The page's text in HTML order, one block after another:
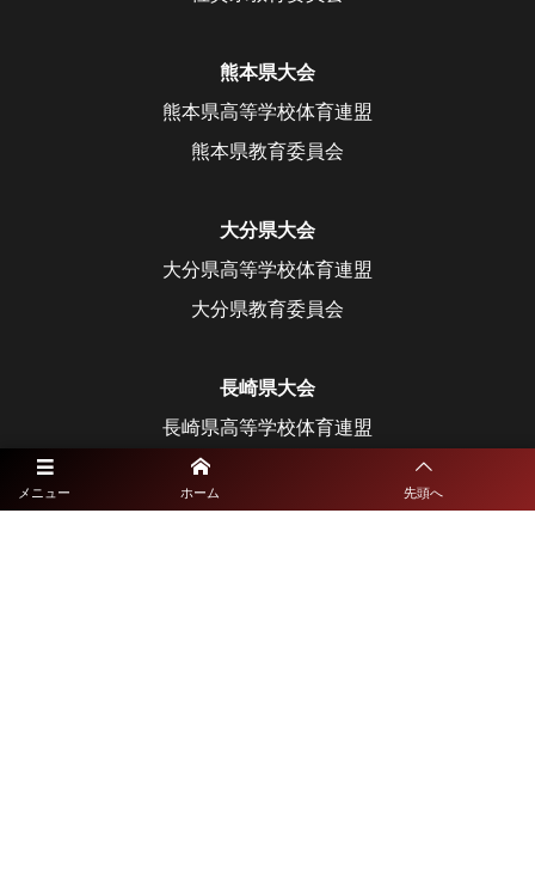
メニュー ホーム 先頭へ
熊本県大会
熊本県高等学校体育連盟
熊本県教育委員会
大分県大会
大分県高等学校体育連盟
大分県教育委員会
長崎県大会
長崎県高等学校体育連盟
長崎県教育委員会